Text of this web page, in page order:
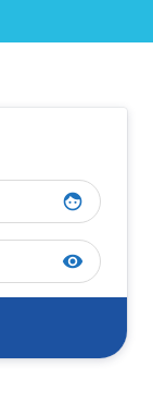
face
visibility